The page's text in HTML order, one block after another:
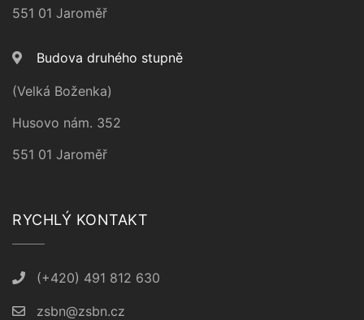
551 01 Jaroměř
Budova druhého stupně
(Velká Boženka)
Husovo nám. 352
551 01 Jaroměř
RYCHLÝ KONTAKT
(+420) 491 812 630
zsbn@zsbn.cz